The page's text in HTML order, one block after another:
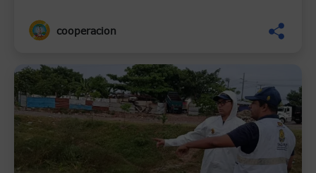
cooperacion